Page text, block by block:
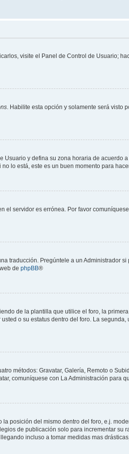
visite el Panel de Control de Usuario;
. Habilite esta opción y solamente será visto
y defina su zona horaria de acuerdo
lo está, este es un buen momento para
servidor es errónea. Por favor
traducción. Pregúntele a un Administrador
de phpBB®
de la plantilla que utilice el foro, la
o su estatus dentro del foro. La
métodos: Gravatar, Galería, Remoto o
comuníquese con La Administración para
posición del mismo dentro del foro, e.j.
de publicación solo para incrementar su
incluso a tomar medidas mas